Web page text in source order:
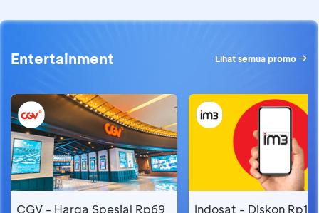
Entertainment Lihat semua promo
CGV - Harga Spesial Rp69 Indosat - Diskon Rp19